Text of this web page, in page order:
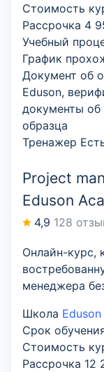
Стоимость
Рассрочка 4
Учебный
График
Документ об
Eduson,
документы об
образца
Тренажер
Project
Eduson
4,9 128
Онлайн-курс,
менеджера
Школа
Срок
Стоимость
Рассрочка 12